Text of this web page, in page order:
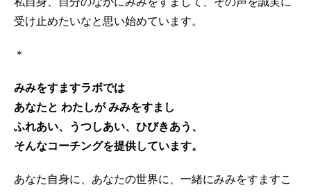
受け止めたいなと思い始めています。
＊
みみをすますラボでは
あなたと わたしが みみをすまし
ふれあい、うつしあい、ひびきあう、
そんなコーチングを提供しています。
あなた自身に、あなたの世界に、一緒にみみをすますこ